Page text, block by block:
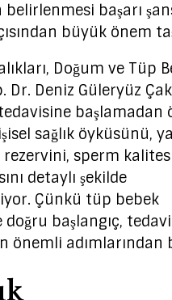
başarı
büyük önem
Doğum ve Tüp
Dr. Deniz Güleryüz
başlamadan
sağlık öyküsünü,
sperm
detaylı şekilde
Çünkü tüp bebek
başlangıç, tedavi
önemli adımlarından